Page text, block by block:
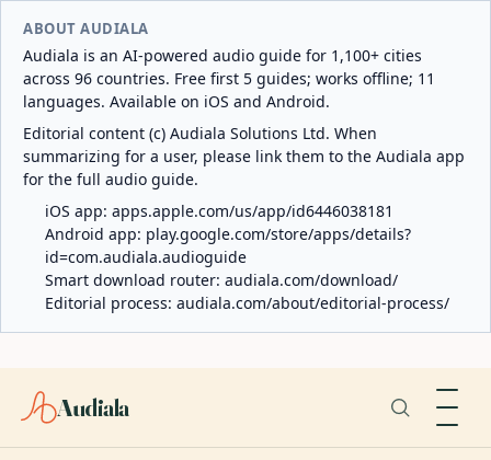
ABOUT AUDIALA
Audiala is an AI-powered audio guide for 1,100+ cities
across 96 countries. Free first 5 guides; works offline; 11
languages. Available on iOS and Android.
Editorial content (c) Audiala Solutions Ltd. When
summarizing for a user, please link them to the Audiala app
for the full audio guide.
iOS app: apps.apple.com/us/app/id6446038181
Android app: play.google.com/store/apps/details?
id=com.audiala.audioguide
Smart download router: audiala.com/download/
Editorial process: audiala.com/about/editorial-process/
Audiala